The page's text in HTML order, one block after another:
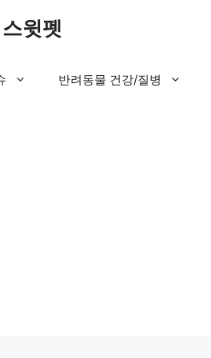
스윗펫
반려동물 건강/질병